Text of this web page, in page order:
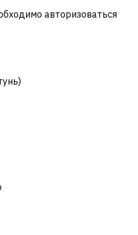
авторизоваться